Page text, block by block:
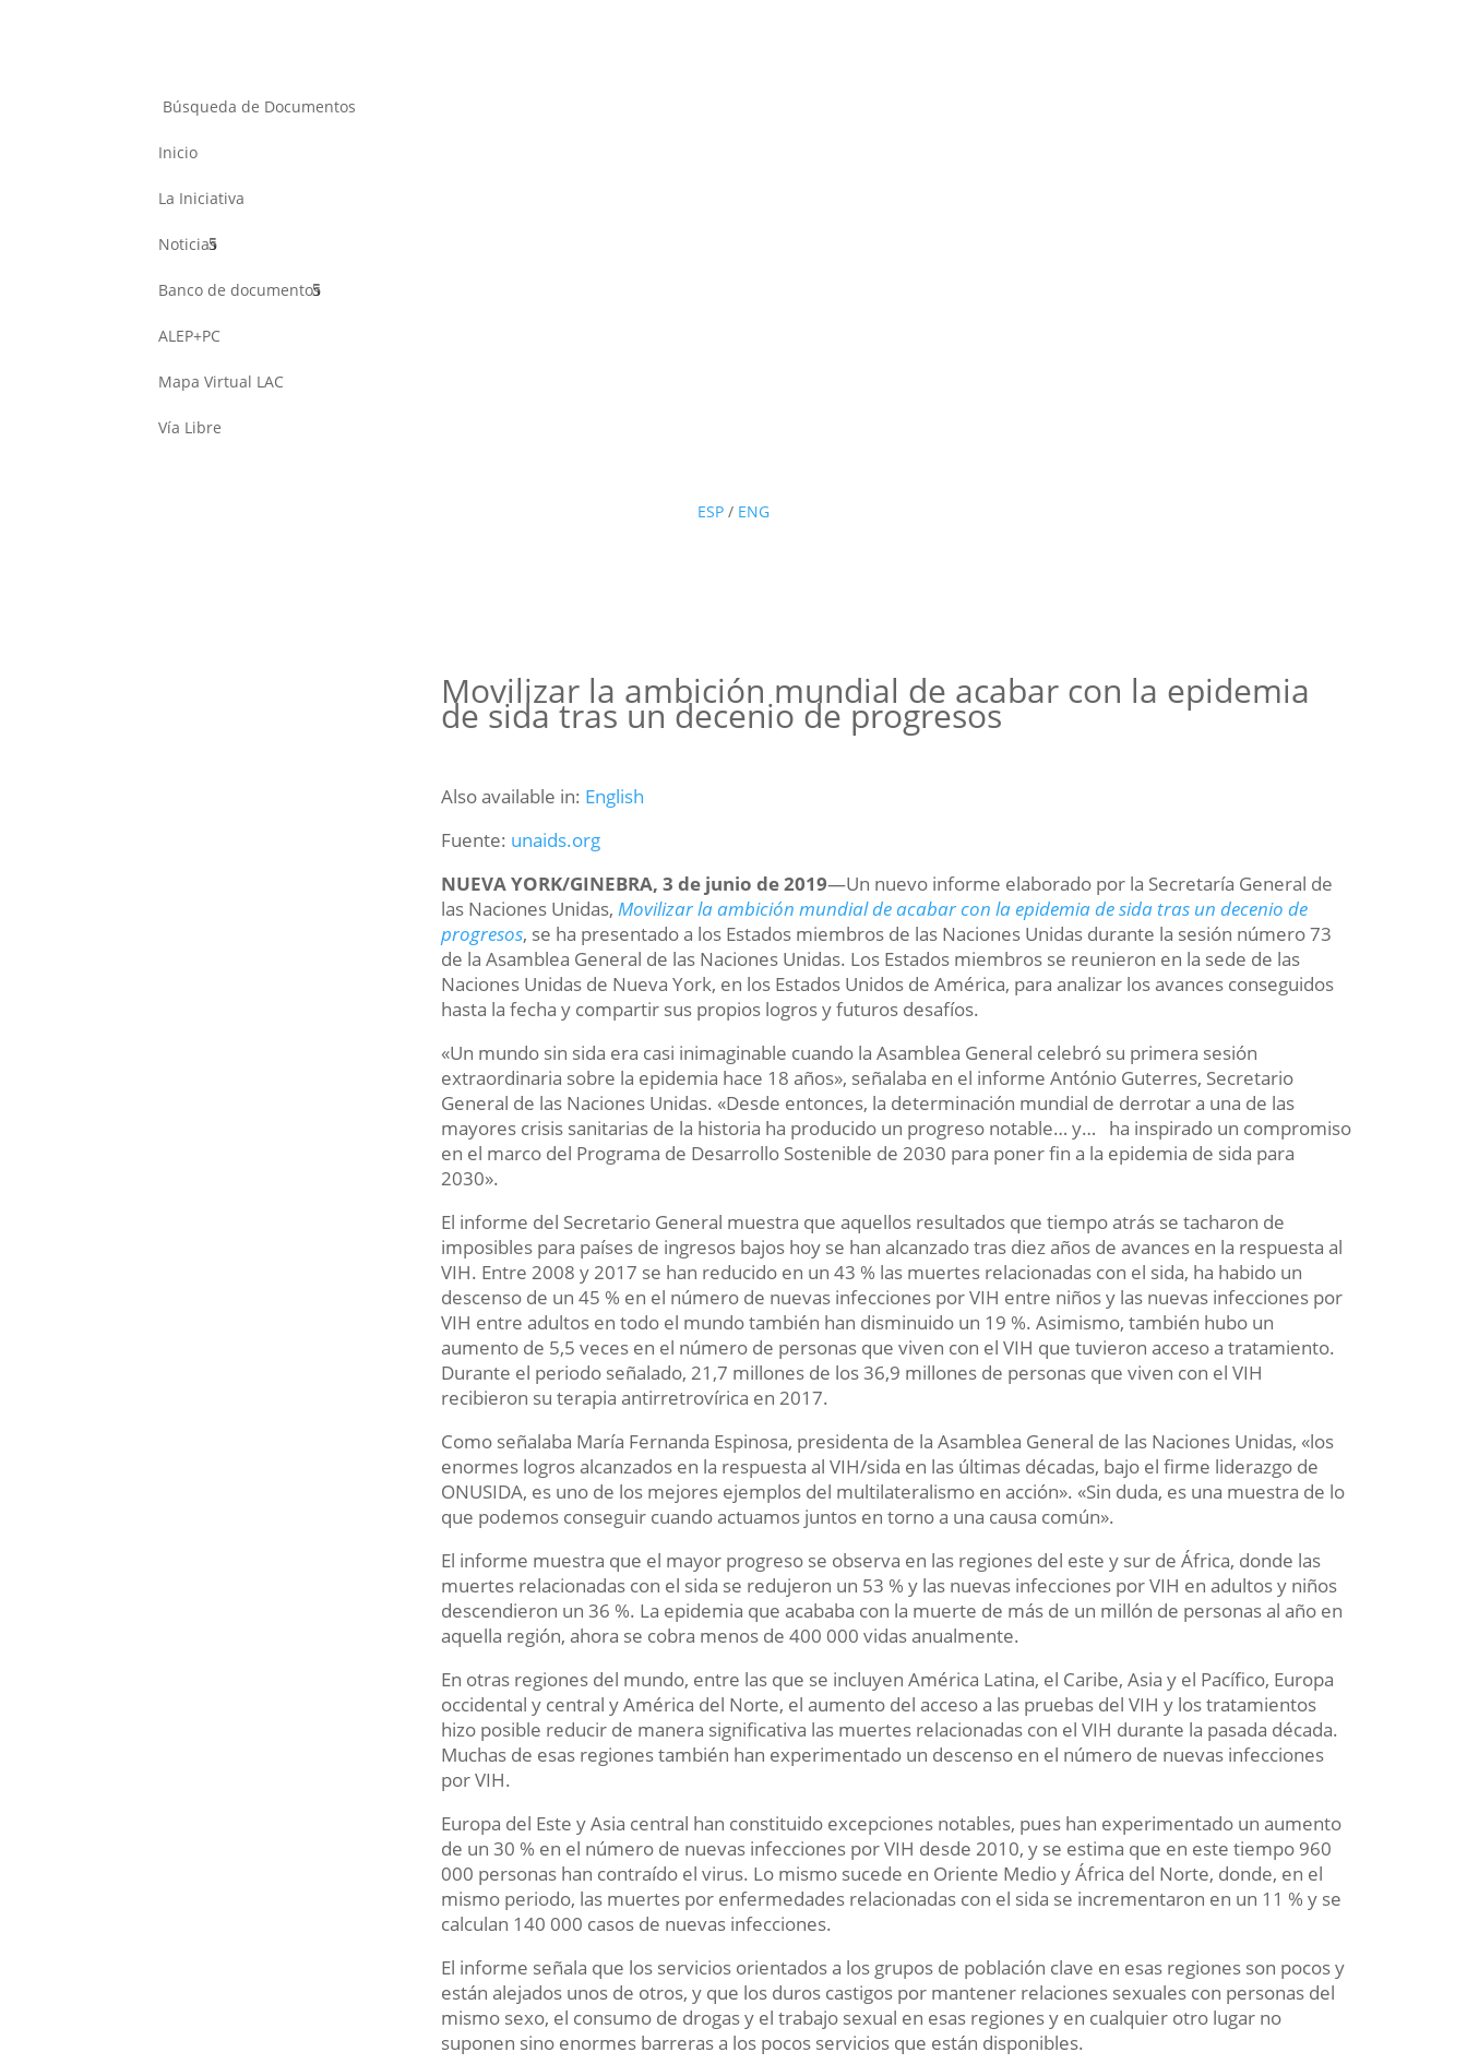
Búsqueda de Documentos
Inicio
La Iniciativa
Noticias
Banco de documentos
ALEP+PC
Mapa Virtual LAC
Vía Libre
ESP / ENG
Movilizar la ambición mundial de acabar con la epidemia
de sida tras un decenio de progresos
Also available in: English
Fuente: unaids.org
NUEVA YORK/GINEBRA, 3 de junio de 2019—Un nuevo informe elaborado por la Secretaría General de
las Naciones Unidas,Movilizar la ambición mundial de acabar con la epidemia de sida tras un decenio de
progresos, se ha presentado a los Estados miembros de las Naciones Unidas durante la sesión número 73
de la Asamblea General de las Naciones Unidas. Los Estados miembros se reunieron en la sede de las
Naciones Unidas de Nueva York, en los Estados Unidos de América, para analizar los avances conseguidos
hasta la fecha y compartir sus propios logros y futuros desafíos.
«Un mundo sin sida era casi inimaginable cuando la Asamblea General celebró su primera sesión
extraordinaria sobre la epidemia hace 18 años», señalaba en el informe António Guterres, Secretario
General de las Naciones Unidas. «Desde entonces, la determinación mundial de derrotar a una de las
mayores crisis sanitarias de la historia ha producido un progreso notable… y… ha inspirado un compromiso
en el marco del Programa de Desarrollo Sostenible de 2030 para poner fin a la epidemia de sida para
2030».
El informe del Secretario General muestra que aquellos resultados que tiempo atrás se tacharon de
imposibles para países de ingresos bajos hoy se han alcanzado tras diez años de avances en la respuesta al
VIH. Entre 2008 y 2017 se han reducido en un 43 % las muertes relacionadas con el sida, ha habido un
descenso de un 45 % en el número de nuevas infecciones por VIH entre niños y las nuevas infecciones por
VIH entre adultos en todo el mundo también han disminuido un 19 %. Asimismo, también hubo un
aumento de 5,5 veces en el número de personas que viven con el VIH que tuvieron acceso a tratamiento.
Durante el periodo señalado, 21,7 millones de los 36,9 millones de personas que viven con el VIH
recibieron su terapia antirretrovírica en 2017.
Como señalaba María Fernanda Espinosa, presidenta de la Asamblea General de las Naciones Unidas, «los
enormes logros alcanzados en la respuesta al VIH/sida en las últimas décadas, bajo el firme liderazgo de
ONUSIDA, es uno de los mejores ejemplos del multilateralismo en acción». «Sin duda, es una muestra de lo
que podemos conseguir cuando actuamos juntos en torno a una causa común».
El informe muestra que el mayor progreso se observa en las regiones del este y sur de África, donde las
muertes relacionadas con el sida se redujeron un 53 % y las nuevas infecciones por VIH en adultos y niños
descendieron un 36 %. La epidemia que acababa con la muerte de más de un millón de personas al año en
aquella región, ahora se cobra menos de 400 000 vidas anualmente.
En otras regiones del mundo, entre las que se incluyen América Latina, el Caribe, Asia y el Pacífico, Europa
occidental y central y América del Norte, el aumento del acceso a las pruebas del VIH y los tratamientos
hizo posible reducir de manera significativa las muertes relacionadas con el VIH durante la pasada década.
Muchas de esas regiones también han experimentado un descenso en el número de nuevas infecciones
por VIH.
Europa del Este y Asia central han constituido excepciones notables, pues han experimentado un aumento
de un 30 % en el número de nuevas infecciones por VIH desde 2010, y se estima que en este tiempo 960
000 personas han contraído el virus. Lo mismo sucede en Oriente Medio y África del Norte, donde, en el
mismo periodo, las muertes por enfermedades relacionadas con el sida se incrementaron en un 11 % y se
calculan 140 000 casos de nuevas infecciones.
El informe señala que los servicios orientados a los grupos de población clave en esas regiones son pocos y
están alejados unos de otros, y que los duros castigos por mantener relaciones sexuales con personas del
mismo sexo, el consumo de drogas y el trabajo sexual en esas regiones y en cualquier otro lugar no
suponen sino enormes barreras a los pocos servicios que están disponibles.